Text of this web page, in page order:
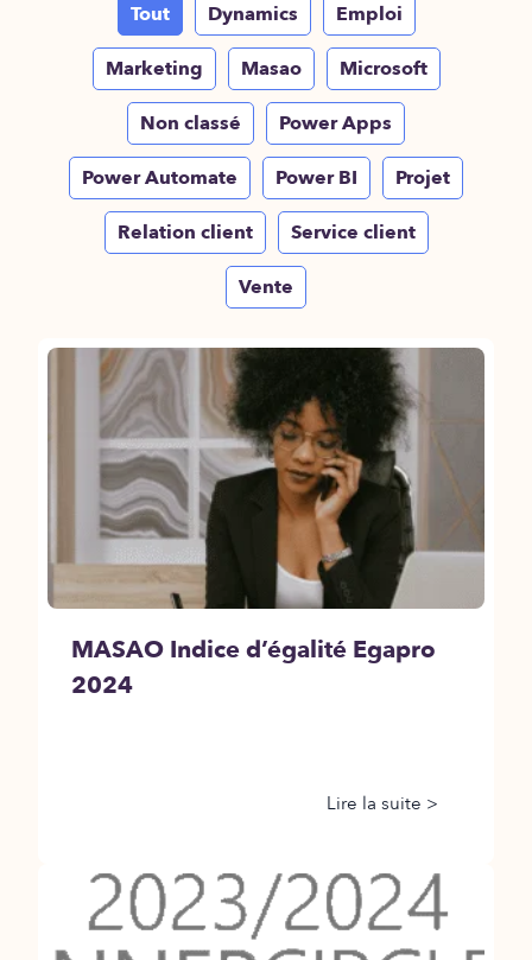
Tout Dynamics Emploi
Marketing Masao Microsoft
Non classé Power Apps
Power Automate Power BI Projet
Relation client Service client
Vente
MASAO Indice d’égalité Egapro
2024
Lire la suite >